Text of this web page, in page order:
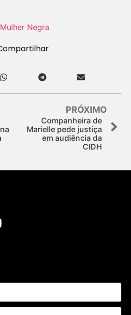
Mulher Negra
PRÓXIMO
Companheira de
Marielle pede justiça
em audiência da
CIDH